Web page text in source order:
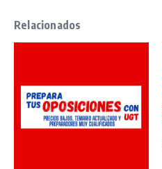
Relacionados